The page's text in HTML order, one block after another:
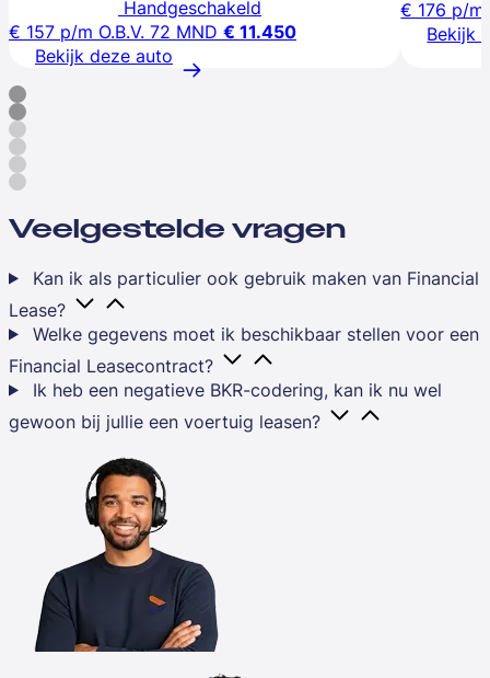
Handgeschakeld
€ 157 p/m O.B.V. 72 MND € 11.450
Bekijk deze auto
€ 176 p/m
Bekijk
Veelgestelde vragen
Kan ik als particulier ook gebruik maken van Financial
Lease?
Welke gegevens moet ik beschikbaar stellen voor een
Financial Leasecontract?
Ik heb een negatieve BKR-codering, kan ik nu wel
gewoon bij jullie een voertuig leasen?